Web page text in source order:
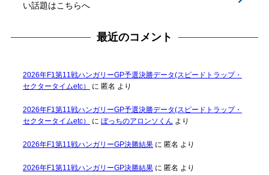
い話題はこちらへ
最近のコメント
2026年F1第11戦ハンガリーGP予選決勝データ(スピードトラップ・
セクタータイムetc）
に 匿名 より
2026年F1第11戦ハンガリーGP予選決勝データ(スピードトラップ・
セクタータイムetc）
に ぼっちのアロンソくん より
2026年F1第11戦ハンガリーGP決勝結果に 匿名 より
2026年F1第11戦ハンガリーGP決勝結果に 匿名 より